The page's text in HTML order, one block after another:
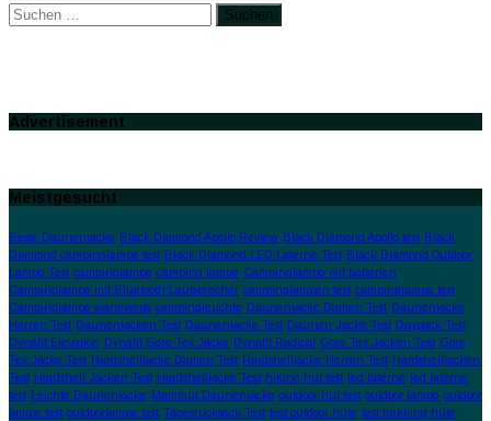
Suchen
nach:
Advertisement
Meistgesucht
Beste Daunenjacke Black Diamond Apollo Review Black Diamond Apollo test Black
Diamond campinglampe test Black Diamond LED Laterne Test Black Diamond Outdoor
Lampe Test campinglampe camping lampe Campinglampe mit batterien
Campinglampe mit Bluetooth Lautsprecher campinglampen test campinglampe test
Campinglampe warmweiss campingleuchte Daunenjacke Damen Test Daunenjacke
Herren Test Daunenjacken Test Daunenjacke Test Daunen Jacke Test Daypack Test
Dynafit Elevation Dynafit Gore Tex Jacke Dynafit Radical Gore Tex Jacken Test Gore
Tex Jacke Test Hardshelljacke Damen Test Hardshelljacke Herren Test Hardshelljacken
Test Hardshell Jacken Test Hardshelljacke Test hiking hut test led laterne led laterne
test Leichte Daunenjacke Mammut Daunenjacke outdoor hut test outdoor lampe outdoor
lampe test outdoorlampe test Tagesrucksack Test test outdoor hüte test trekking hüte